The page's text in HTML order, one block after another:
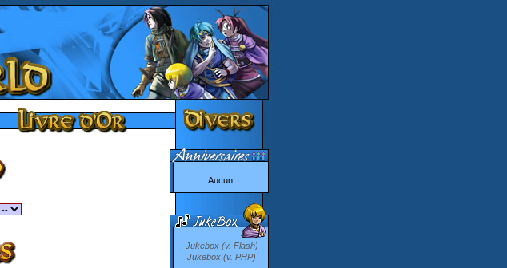
Aucun.
Jukebox (v. Flash)
Jukebox (v. PHP)